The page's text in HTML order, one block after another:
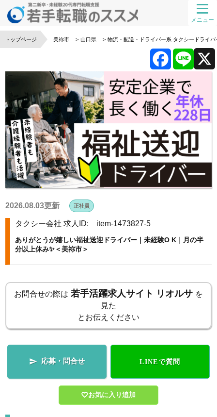
メニュー
トップページ 美祢市 山口県 物流・配送・ドライバー系 タクシードライバ
2026.08.03更新 正社員
タクシー会社 求人ID: item-1473827-5
ありがとうが嬉しい福祉送迎ドライバー｜未経験O K｜月の半
分以上休み✨＜美祢市＞
お問合せの際は 若手活躍求人サイト リオルサ を
見た
とお伝えください
 応募・問合せ LINEで質問
お気に入り追加
F
a
c
e
b
k
L
i
n
e